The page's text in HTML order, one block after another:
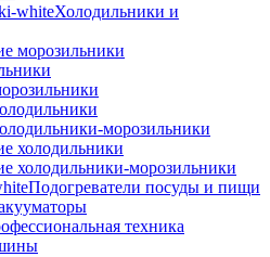
Холодильники и
морозильники
морозильники
холодильники
холодильники-морозильники
Подогреватели посуды и пищи
техника